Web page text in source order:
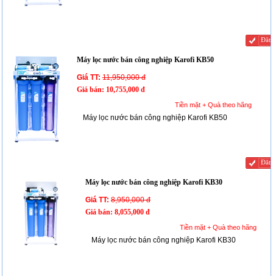
Đăt
Máy lọc nước bán công nghiệp Karofi KB50
Giá TT: 11,950,000 đ
Giá bán: 10,755,000 đ
Tiền mặt + Quà theo hãng
Máy lọc nước bán công nghiệp Karofi KB50
Đăt
Máy lọc nước bán công nghiệp Karofi KB30
Giá TT: 8,950,000 đ
Giá bán: 8,055,000 đ
Tiền mặt + Quà theo hãng
Máy lọc nước bán công nghiệp Karofi KB30